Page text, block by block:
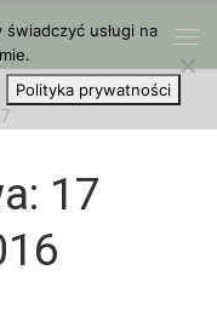
17
usługi na
Polityka prywatności